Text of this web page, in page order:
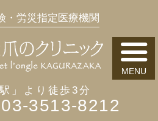
・労災指定医療機関
」より徒歩3分
03-3513-8212